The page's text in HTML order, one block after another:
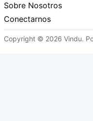
Sobre Nosotros
Conectarnos
Copyright © 2026 Vindu.